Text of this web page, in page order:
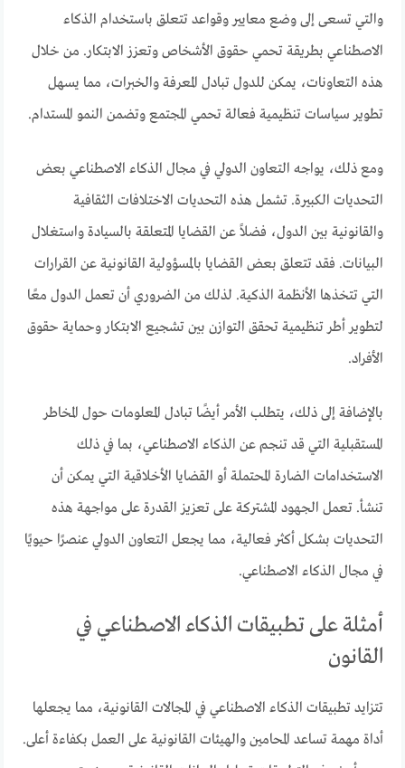
والتي تسعى إلى وضع معايير وقواعد تتعلق باستخدام الذكاء
الاصطناعي بطريقة تحمي حقوق الأشخاص وتعزز الابتكار. من خلال
هذه التعاونات، يمكن للدول تبادل المعرفة والخبرات، مما يسهل
تطوير سياسات تنظيمية فعالة تحمي المجتمع وتضمن النمو المستدام.
ومع ذلك، يواجه التعاون الدولي في مجال الذكاء الاصطناعي بعض
التحديات الكبيرة. تشمل هذه التحديات الاختلافات الثقافية
والقانونية بين الدول، فضلاً عن القضايا المتعلقة بالسيادة واستغلال
البيانات. فقد تتعلق بعض القضايا بالمسؤولية القانونية عن القرارات
التي تتخذها الأنظمة الذكية. لذلك من الضروري أن تعمل الدول معًا
لتطوير أطر تنظيمية تحقق التوازن بين تشجيع الابتكار وحماية حقوق
الأفراد.
بالإضافة إلى ذلك، يتطلب الأمر أيضًا تبادل المعلومات حول المخاطر
المستقبلية التي قد تنجم عن الذكاء الاصطناعي، بما في ذلك
الاستخدامات الضارة المحتملة أو القضايا الأخلاقية التي يمكن أن
تنشأ. تعمل الجهود المشتركة على تعزيز القدرة على مواجهة هذه
التحديات بشكل أكثر فعالية، مما يجعل التعاون الدولي عنصرًا حيويًا
في مجال الذكاء الاصطناعي.
أمثلة على تطبيقات الذكاء الاصطناعي في
القانون
تتزايد تطبيقات الذكاء الاصطناعي في المجالات القانونية، مما يجعلها
أداة مهمة تساعد المحامين والهيئات القانونية على العمل بكفاءة أعلى.